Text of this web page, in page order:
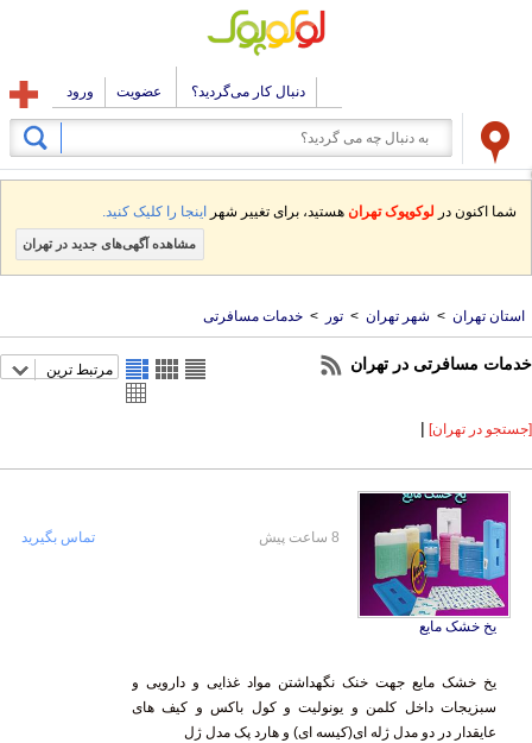
دنبال کار می‌گردید؟ عضویت ورود
شما اکنون در لوکوپوک تهران هستید، برای تغییر شهر اینجا را کلیک کنید.
مشاهده آگهی‌های جدید در تهران
استان تهران > شهر تهران > تور > خدمات مسافرتی
خدمات مسافرتی در تهران مرتبط ترین
[جستجو در تهران] |
یخ خشک مایع
یخ خشک مایع جهت خنک نگهداشتن مواد غذایی و دارویی و
سبزیجات داخل کلمن و یونولیت و کول باکس و کیف های
عایقدار در دو مدل ژله ای(کیسه ای) و هارد پک مدل ژل
8 ساعت پیش تماس بگیرید